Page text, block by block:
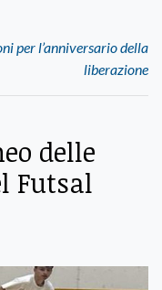
per l’anniversario della
liberazione
delle
Futsal